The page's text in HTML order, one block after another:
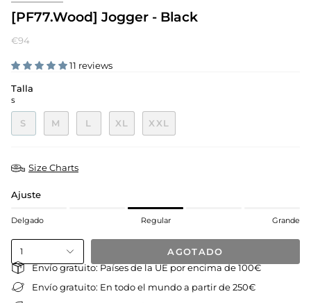
[PF77.Wood] Jogger - Black
€94
11 reviews
Talla
S
S M L XL XXL
Size Charts
Ajuste
Delgado Regular Grande
1 AGOTADO
Envío gratuito: Países de la UE por encima de 100€
Envío gratuito: En todo el mundo a partir de 250€